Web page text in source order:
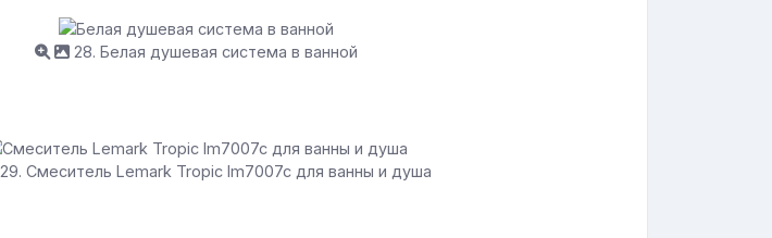
28. Белая душевая система в ванной
29. Смеситель Lemark Tropic lm7007c для ванны и душа